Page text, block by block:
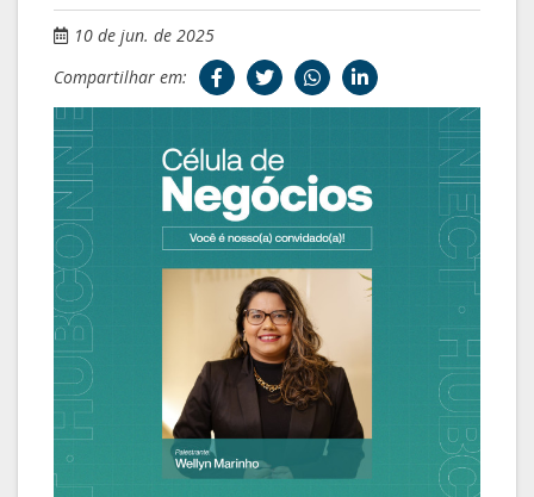
10 de jun. de 2025
Compartilhar em: